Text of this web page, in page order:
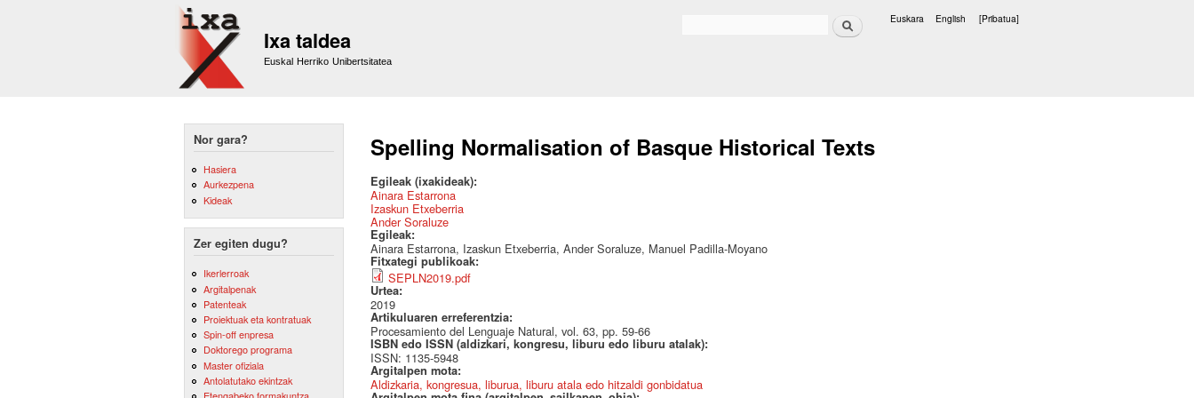
Ixa taldea
Euskal Herriko Unibertsitatea
Bilatu Euskara English [Pribatua]
Nor gara?
Hasiera
Aurkezpena
Kideak
Zer egiten dugu?
Ikerlerroak
Argitalpenak
Patenteak
Proiektuak eta kontratuak
Spin-off enpresa
Doktorego programa
Master ofiziala
Antolatutako ekintzak
Spelling Normalisation of Basque Historical Texts
Egileak (ixakideak):
Ainara Estarrona
Izaskun Etxeberria
Ander Soraluze
Egileak:
Ainara Estarrona, Izaskun Etxeberria, Ander Soraluze, Manuel Padilla-Moyano
Fitxategi publikoak:
SEPLN2019.pdf
Urtea:
2019
Artikuluaren erreferentzia:
Procesamiento del Lenguaje Natural, vol. 63, pp. 59-66
ISBN edo ISSN (aldizkari, kongresu, liburu edo liburu atalak):
ISSN: 1135-5948
Argitalpen mota:
Aldizkaria, kongresua, liburua, liburu atala edo hitzaldi gonbidatua